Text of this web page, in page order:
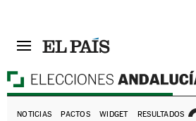
NOTICIAS PACTOS WIDGET RESULTADOS